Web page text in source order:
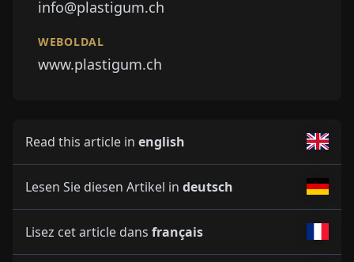
info@plastigum.ch
WEBOLDAL
www.plastigum.ch
Read this article in english
Lesen Sie diesen Artikel in deutsch
Lisez cet article dans français